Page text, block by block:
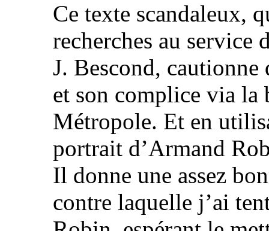
Ce texte scandaleux,
recherches au service
J. Bescond,
et son complice via la
Métropole. Et en
portrait d’Armand
Il donne une assez
contre laquelle j’ai